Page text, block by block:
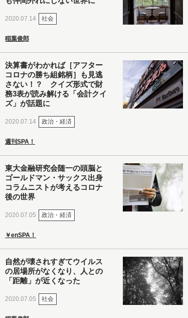
2020.07.14 社会
稲葉俊郎
決算書がわかれば［アフター
コロナの勝ち組銘柄］も見逃
さない！？ クイズ形式で財
務3表が読み解ける「会計クイ
ズ」が話題に
2020.07.14 政治・経済
週刊SPA！
東大金融研究会随一の頭脳と
ゴールドマン・サックス出身
コラムニストが考えるコロナ
後の世界
2020.07.05 政治・経済
￥enSPA！
自然が壊されすぎてウイルス
の居場所がなくなり、人との
「距離」が近くなった
2020.07.05 社会